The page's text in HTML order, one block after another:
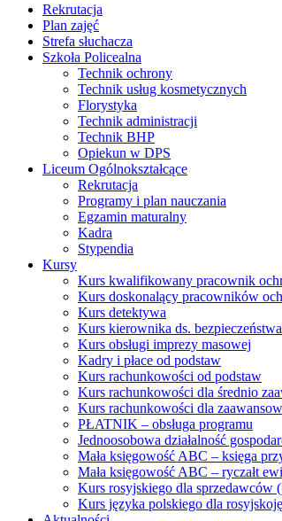
Rekrutacja
Plan zajęć
Strefa słuchacza
Szkoła Policealna
Technik ochrony
Technik usług kosmetycznych
Florystyka
Technik administracji
Technik BHP
Opiekun w DPS
Liceum Ogólnokształcące
Rekrutacja
Programy i plan nauczania
Egzamin maturalny
Kadra
Stypendia
Kursy
Kurs kwalifikowany pracownik
Kurs doskonalący pracowników
Kurs detektywa
Kurs kierownika ds.
Kurs obsługi imprezy masowej
Kadry i płace od podstaw
Kurs rachunkowości od podstaw
Kurs rachunkowości dla średnio
Kurs rachunkowości dla
PŁATNIK – obsługa programu
Jednoosobowa działalność
Mała księgowość ABC – księga
Mała księgowość ABC – ryczałt
Kurs rosyjskiego dla sprzedawców
Kurs języka polskiego dla